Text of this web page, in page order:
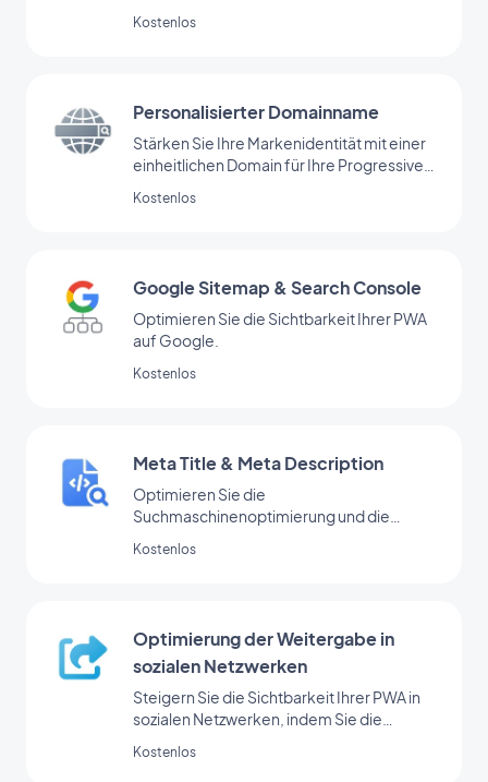
Kostenlos
Personalisierter Domainname
Stärken Sie Ihre Markenidentität mit einer
einheitlichen Domain für Ihre Progressive
Kostenlos
Google Sitemap & Search Console
Optimieren Sie die Sichtbarkeit Ihrer PWA
auf Google.
Kostenlos
Meta Title & Meta Description
Optimieren Sie die
Suchmaschinenoptimierung und die
Meta-Tags.
Kostenlos
Optimierung der Weitergabe in
sozialen Netzwerken
Steigern Sie die Sichtbarkeit Ihrer PWA in
sozialen Netzwerken, indem Sie die
Kostenlos